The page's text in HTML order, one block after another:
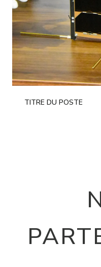
TITRE DU POSTE